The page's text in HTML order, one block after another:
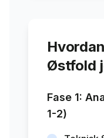
Østfold
Fase 1:
1-2)